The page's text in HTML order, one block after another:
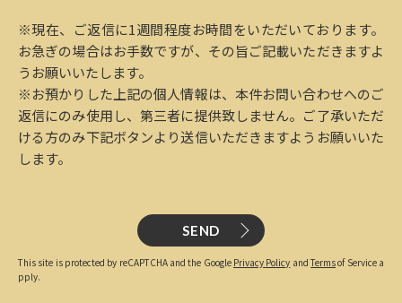
※現在、ご返信に1週間程度お時間をいただいております。
お急ぎの場合はお手数ですが、その旨ご記載いただきますよ
うお願いいたします。
※お預かりした上記の個人情報は、本件お問い合わせへのご
返信にのみ使用し、第三者に提供致しません。ご了承いただ
ける方のみ下記ボタンより送信いただきますようお願いいた
します。
SEND
This site is protected by reCAPTCHA and the Google Privacy Policy andTermsof Service a
pply.